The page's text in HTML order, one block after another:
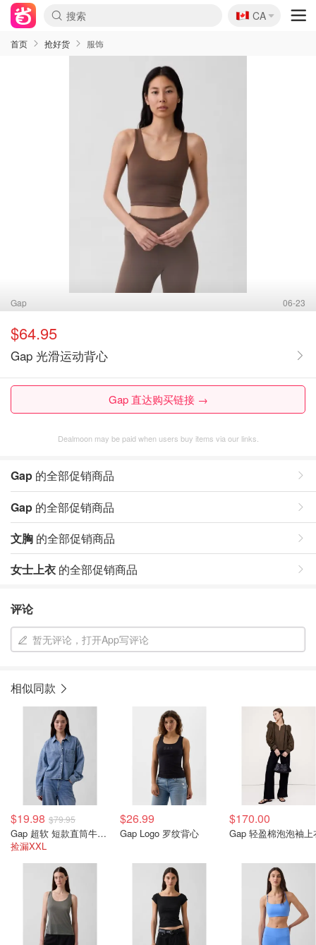
🇨🇦
CA
首页 抢好货 服饰
Gap 06-23
$64.95
Gap 光滑运动背心
Gap 直达购买链接 →
Dealmoon may be paid when users buy items via our links.
Gap 的全部促销商品
Gap 的全部促销商品
文胸 的全部促销商品
女士上衣 的全部促销商品
评论
暂无评论，打开App写评论
相似同款
$19.98 $79.95
Gap 超软 短款直筒牛仔衬衫
捡漏XXL
$26.99
Gap Logo 罗纹背心
$170.00
Gap 轻盈棉泡泡袖上